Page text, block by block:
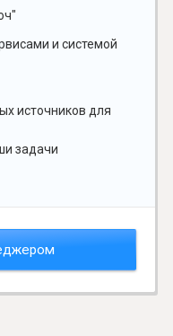
и системой
источников для
задачи